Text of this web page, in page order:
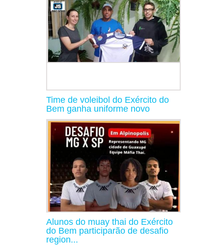
Time de voleibol do Exército do
Bem ganha uniforme novo
Alunos do muay thai do Exército
do Bem participarão de desafio
region...